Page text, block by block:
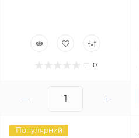
0
Популярний